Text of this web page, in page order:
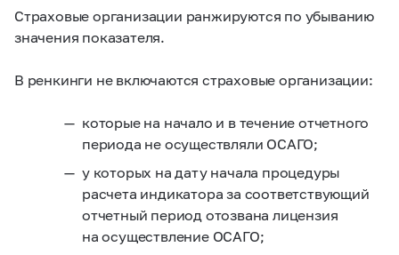
Страховые организации ранжируются по убыванию
значения показателя.
В ренкинги не включаются страховые организации:
которые на начало и в течение отчетного
периода не осуществляли ОСАГО;
у которых на дату начала процедуры
расчета индикатора за соответствующий
отчетный период отозвана лицензия
на осуществление ОСАГО;